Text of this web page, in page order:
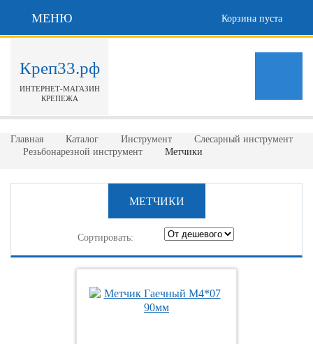
МЕНЮ Корзина пуста
Креп33.рф
ИНТЕРНЕТ-МАГАЗИН
КРЕПЕЖА
Главная Каталог Инструмент
Слесарный инструмент
Резьбонарезной инструмент
Метчики
МЕТЧИКИ
Сортировать: